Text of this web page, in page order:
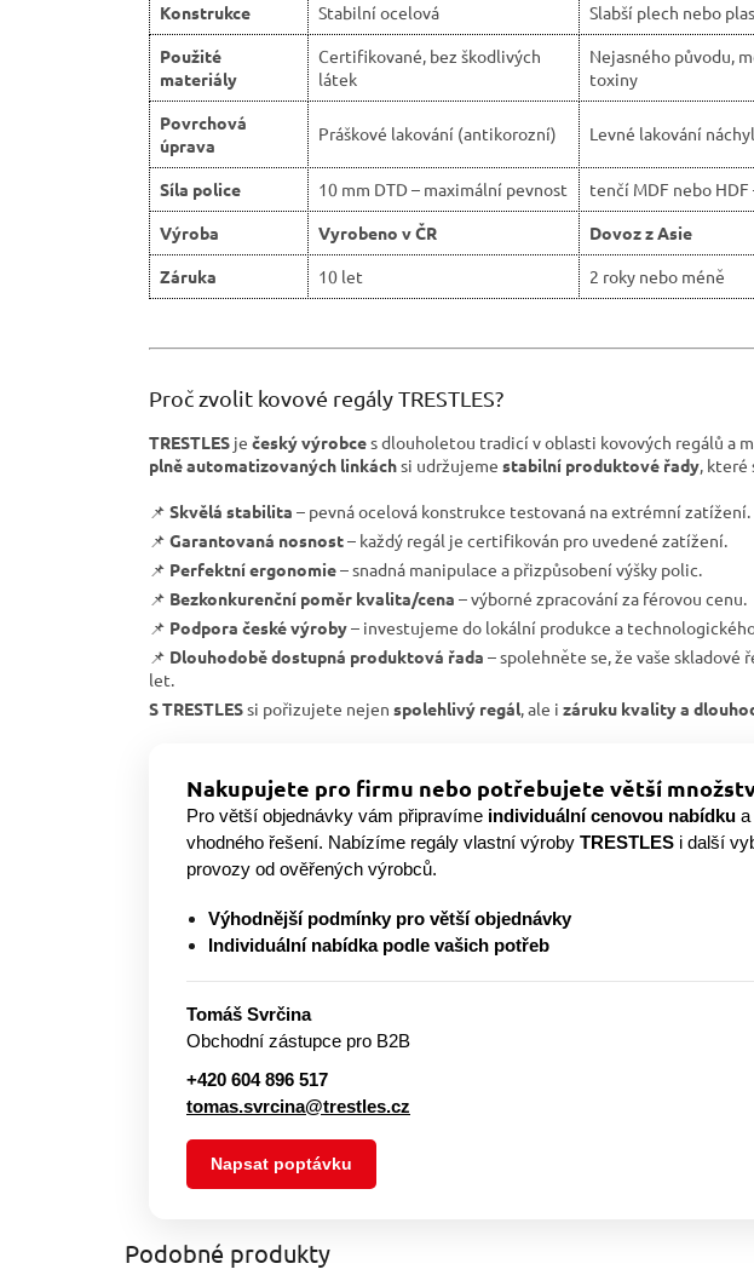
Konstrukce
Stabilní ocelová
Slabší plech nebo
Použité
materiály
Certifikované, bez škodlivých
látek
Nejasného původu,
toxiny
Povrchová
úprava
Práškové lakování (antikorozní) Levné lakování
Síla police 10 mm DTD – maximální pevnost
tenčí MDF nebo
Výroba
Vyrobeno v ČR
Dovoz z Asie
Záruka
10 let 2 roky nebo méně
Proč zvolit kovové regály TRESTLES?
TRESTLES je český výrobces dlouholetou tradicí v oblasti kovových regálů a
plně automatizovaných linkáchsi udržujeme stabilní produktové řady, které
📌 Skvělá stabilita – pevná ocelová konstrukce testovaná na extrémní zatížení.
📌 Garantovaná nosnost– každý regál je certifikován pro uvedené zatížení.
📌 Perfektní ergonomie– snadná manipulace a přizpůsobení výšky polic.
📌 Bezkonkurenční poměr kvalita/cena – výborné zpracování za férovou cenu.
📌 Podpora české výroby– investujeme do lokální produkce a
📌 Dlouhodobě dostupná produktová řada – spolehněte se, že vaše
let.
S TRESTLESsi pořizujete nejen spolehlivý regál, ale i záruku kvality a
Nakupujete pro firmu nebo potřebujete větší
Pro větší objednávky vám připravíme individuální cenovou nabídku a
vhodného řešení. Nabízíme regály vlastní výroby TRESTLES i další
provozy od ověřených výrobců.
Výhodnější podmínky pro větší objednávky
Individuální nabídka podle vašich potřeb
Tomáš Svrčina
Obchodní zástupce pro B2B
+420 604 896 517
tomas.svrcina@trestles.cz
Napsat poptávku
Podobné produkty